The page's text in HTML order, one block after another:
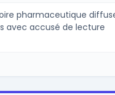
pharmaceutique
avec accusé de lecture